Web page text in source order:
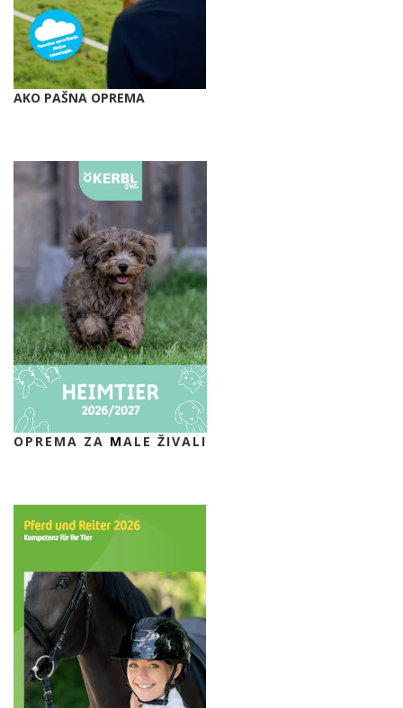
AKO PAŠNA OPREMA
OPREMA ZA MALE ŽIVALI